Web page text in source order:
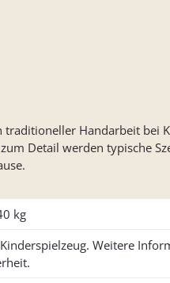
Handarbeit bei
Detail werden typische
kg
Weitere